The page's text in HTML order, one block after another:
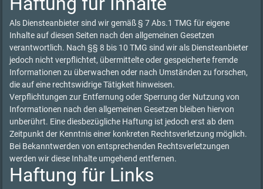
Als Diensteanbieter sind wir gemäß § 7 Abs.1 TMG für eigene
Inhalte auf diesen Seiten nach den allgemeinen Gesetzen
verantwortlich. Nach §§ 8 bis 10 TMG sind wir als Diensteanbieter
jedoch nicht verpflichtet, übermittelte oder gespeicherte fremde
Informationen zu überwachen oder nach Umständen zu forschen,
die auf eine rechtswidrige Tätigkeit hinweisen.
Verpflichtungen zur Entfernung oder Sperrung der Nutzung von
Informationen nach den allgemeinen Gesetzen bleiben hiervon
unberührt. Eine diesbezügliche Haftung ist jedoch erst ab dem
Zeitpunkt der Kenntnis einer konkreten Rechtsverletzung möglich.
Bei Bekanntwerden von entsprechenden Rechtsverletzungen
werden wir diese Inhalte umgehend entfernen.
Haftung für Links